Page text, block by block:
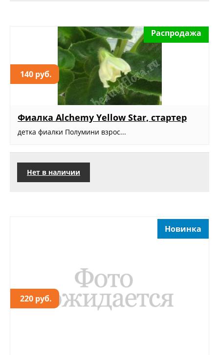
140 руб.
Распродажа
Фиалка Alchemy Yellow Star, стартер
детка фиалки Полумини взрос...
Нет в наличии
220 руб.
Новинка